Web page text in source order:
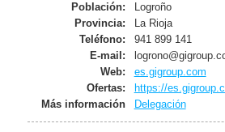
Población:
Logroño
Provincia:
La Rioja
Teléfono:
941 899 141
E-mail:
Web:
es.gigroup.com
Ofertas:
https://
Más información
Delegación